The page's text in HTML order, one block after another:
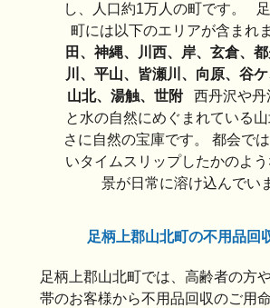
し、人口約1万人の町です。
町には以下のエリアが含まれ
田、神縄、川西、岸、玄倉、
川、平山、皆瀬川、向原、谷ケ
山北、湯触、世附西丹沢や丹
と水の自然にめぐまれている山
さに自然の宝庫です。 都会で
いタイムスリップしたかのよ
景が日常に溶け込んでい
足柄上郡山北町の不用品回
足柄上郡山北町では、高齢者の方
帯のお客様から不用品回収のご用